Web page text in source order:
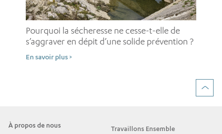
Pourquoi la sécheresse ne cesse-t-elle de
s’aggraver en dépit d’une solide prévention ?
En savoir plus >
À propos de nous
Travaillons Ensemble